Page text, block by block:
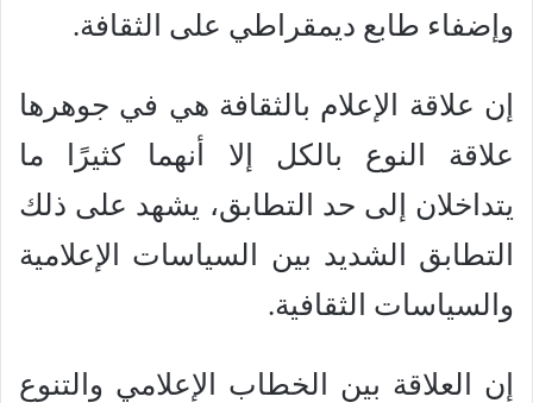
وإضفاء طابع ديمقراطي على الثقافة.
إن علاقة الإعلام بالثقافة هي في جوهرها
علاقة النوع بالكل إلا أنهما كثيرًا ما
يتداخلان إلى حد التطابق، يشهد على ذلك
التطابق الشديد بين السياسات الإعلامية
والسياسات الثقافية.
إن العلاقة بين الخطاب الإعلامي والتنوع